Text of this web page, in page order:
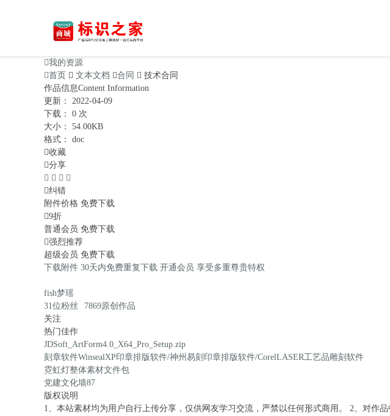
我的资源
首页  文本文档 合同  技术合同
作品信息Content Information
更新：
2022-04-09
下载：
0 次
大小：
54.00KB
格式：
doc
收藏
分享
   
纠错
附件价格 免费下载
9折
普通会员 免费下载
强烈推荐
超级会员 免费下载
下载附件 30天内免费重复下载 开通会员 享受多重尊贵特权
fish梦瑶
31位粉丝 7869原创作品
关注
热门佳作
JDSoft_ArtForm4.0_X64_Pro_Setup.zip
刻章软件WinsealXP印章排版软件/神州易刻印章排版软件/CorelLASER工艺品雕刻软件
霓虹灯整体素材文件包
党建文化墙87
版权说明
1、本站素材均为用户自行上传分享，仅供网友学习交流，严禁以任何形式商用。 2、对